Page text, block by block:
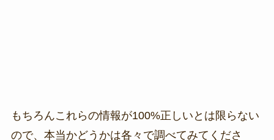
もちろんこれらの情報が100%正しいとは限らない
ので、本当かどうかは各々で調べてみてくださ